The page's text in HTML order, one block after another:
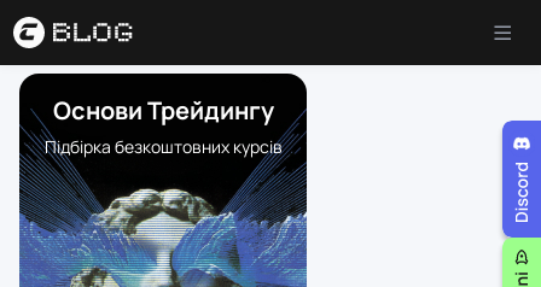
Основи Трейдингу
Підбірка безкоштовних курсів